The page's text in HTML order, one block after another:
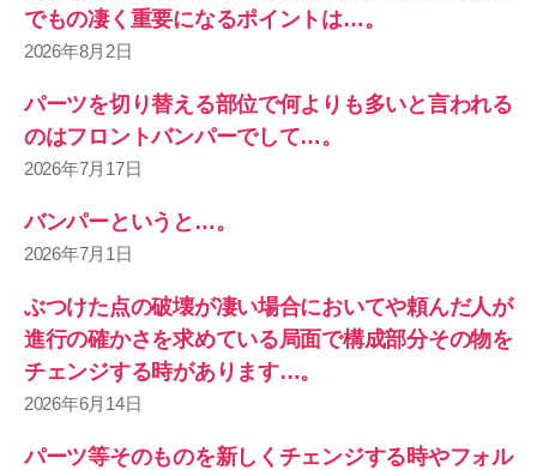
でもの凄く重要になるポイントは…。
2026年8月2日
パーツを切り替える部位で何よりも多いと言われる
のはフロントバンパーでして…。
2026年7月17日
バンパーというと…。
2026年7月1日
ぶつけた点の破壊が凄い場合においてや頼んだ人が
進行の確かさを求めている局面で構成部分その物を
チェンジする時があります…。
2026年6月14日
パーツ等そのものを新しくチェンジする時やフォル